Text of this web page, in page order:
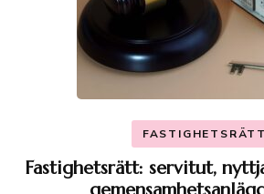
FASTIGHETSRÄTT
Fastighetsrätt: servitut,